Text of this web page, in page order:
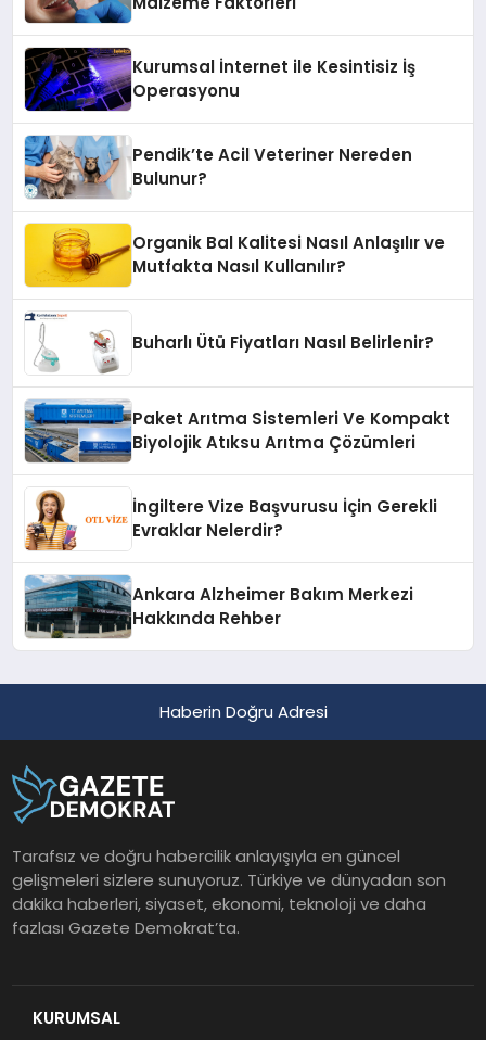
Kurumsal İnternet ile Kesintisiz İş
Operasyonu
Pendik’te Acil Veteriner Nereden
Bulunur?
Organik Bal Kalitesi Nasıl Anlaşılır ve
Mutfakta Nasıl Kullanılır?
Buharlı Ütü Fiyatları Nasıl Belirlenir?
Paket Arıtma Sistemleri Ve Kompakt
Biyolojik Atıksu Arıtma Çözümleri
İngiltere Vize Başvurusu İçin Gerekli
Evraklar Nelerdir?
Ankara Alzheimer Bakım Merkezi
Hakkında Rehber
Haberin Doğru Adresi
Tarafsız ve doğru habercilik anlayışıyla en güncel
gelişmeleri sizlere sunuyoruz. Türkiye ve dünyadan son
dakika haberleri, siyaset, ekonomi, teknoloji ve daha
fazlası Gazete Demokrat’ta.
KURUMSAL